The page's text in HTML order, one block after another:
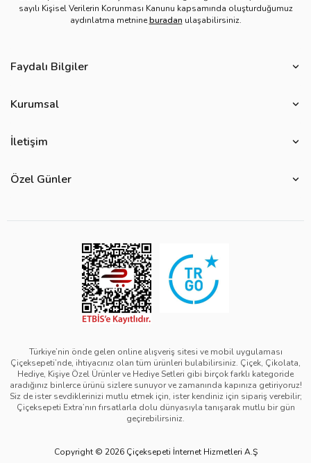
sayılı Kişisel Verilerin Korunması Kanunu kapsamında oluşturduğumuz
aydınlatma metnineburadan ulaşabilirsiniz.
Faydalı Bilgiler
Çiçek Anlamları
Mevsimlere Göre Çiçekler
Ürün Sıralama Kriterleri
Teslimat İpuçları
Sipariş Güncelleme Süreçleri
Kurumsal
Ürün Güvenliği
Reklamlarımız
Kampanya Detayları
Duyarlı Pazarlama Hareketi
Bilgi Toplumu Hizmetleri
Çiçeksepeti Üyelik Sözleşmesi
Mesafeli Satış Sözleşmesi - Çiçek
Mesafeli Satış Sözleşmesi - Hediye & Extra
Çerez Politikası
Yeşil IT Politikası
İletişim
Çiçeksepeti Pazaryeri Kolaylıkları
Ödeme Seçenekleri
Özel Günler
Anneler Günü Hediyeleri
Babalar Günü Hediyeleri
Öğretmenler Günü Hediyeleri
Yılbaşı Hediyeleri
Black Friday
Tıp Bayramı Hediyeleri
Avukatlar Günü Hediyeleri
Hemşireler Günü Hediyeleri
Türkiye’nin önde gelen online alışveriş sitesi ve mobil uygulaması
Çiçeksepeti’nde, ihtiyacınız olan tüm ürünleri bulabilirsiniz. Çiçek, Çikolata,
Hediye, Kişiye Özel Ürünler ve Hediye Setleri gibi birçok farklı kategoride
aradığınız binlerce ürünü sizlere sunuyor ve zamanında kapınıza getiriyoruz!
Siz de ister sevdiklerinizi mutlu etmek için, ister kendiniz için sipariş verebilir;
Çiçeksepeti Extra’nın fırsatlarla dolu dünyasıyla tanışarak mutlu bir gün
geçirebilirsiniz.
Copyright © 2026 Çiçeksepeti İnternet Hizmetleri A.Ş